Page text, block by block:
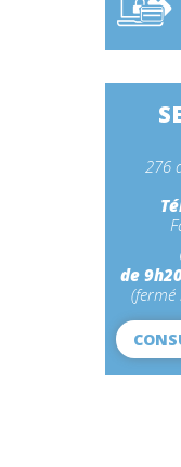
276
de
(fermé